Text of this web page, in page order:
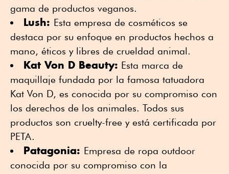
gama de productos veganos.
Lush: Esta empresa de cosméticos se
destaca por su enfoque en productos hechos a
mano, éticos y libres de crueldad animal.
Kat Von D Beauty: Esta marca de
maquillaje fundada por la famosa tatuadora
Kat Von D, es conocida por su compromiso con
los derechos de los animales. Todos sus
productos son cruelty-free y está certificada por
PETA.
Patagonia: Empresa de ropa outdoor
conocida por su compromiso con la